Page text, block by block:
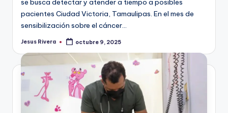
se busca detectar y atender a tiempo a posibles
pacientes Ciudad Victoria, Tamaulipas. En el mes de
sensibilización sobre el cáncer…
Publicado
Jesus Rivera octubre 9, 2025